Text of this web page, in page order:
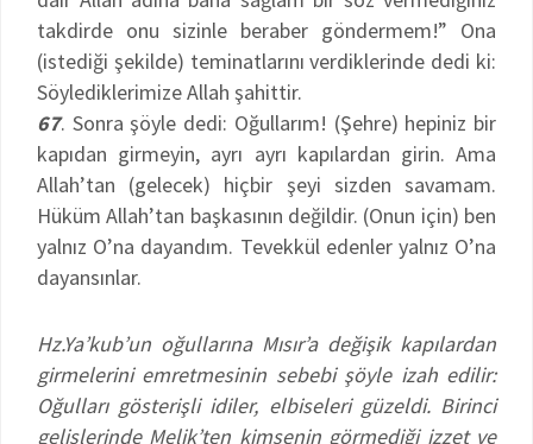
takdirde onu sizinle beraber göndermem!” Ona
(istediği şekilde) teminatlarını verdiklerinde dedi ki:
Söylediklerimize Allah şahittir.
67. Sonra şöyle dedi: Oğullarım! (Şehre) hepiniz bir
kapıdan girmeyin, ayrı ayrı kapılardan girin. Ama
Allah’tan (gelecek) hiçbir şeyi sizden savamam.
Hüküm Allah’tan başkasının değildir. (Onun için) ben
yalnız O’na dayandım. Tevekkül edenler yalnız O’na
dayansınlar.
Hz.Ya’kub’un oğullarına Mısır’a değişik kapılardan
girmelerini emretmesinin sebebi şöyle izah edilir:
Oğulları gösterişli idiler, elbiseleri güzeldi. Birinci
gelişlerinde Melik’ten kimsenin görmediği izzet ve